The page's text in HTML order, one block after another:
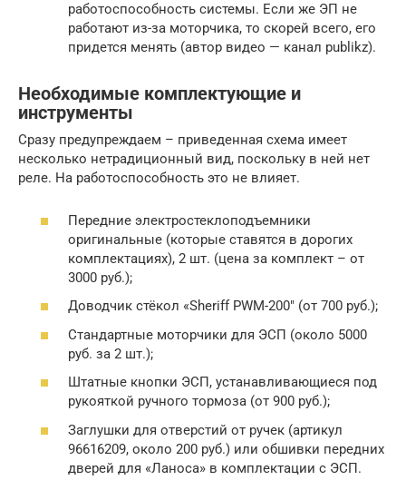
работоспособность системы. Если же ЭП не
работают из-за моторчика, то скорей всего, его
придется менять (автор видео — канал publikz).
Необходимые комплектующие и
инструменты
Сразу предупреждаем – приведенная схема имеет
несколько нетрадиционный вид, поскольку в ней нет
реле. На работоспособность это не влияет.
Передние электростеклоподъемники
оригинальные (которые ставятся в дорогих
комплектациях), 2 шт. (цена за комплект – от
3000 руб.);
Доводчик стёкол «Sheriff PWM-200″ (от 700 руб.);
Стандартные моторчики для ЭСП (около 5000
руб. за 2 шт.);
Штатные кнопки ЭСП, устанавливающиеся под
рукояткой ручного тормоза (от 900 руб.);
Заглушки для отверстий от ручек (артикул
96616209, около 200 руб.) или обшивки передних
дверей для «Ланоса» в комплектации с ЭСП.